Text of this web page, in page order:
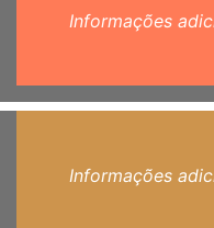
Informações
Informações